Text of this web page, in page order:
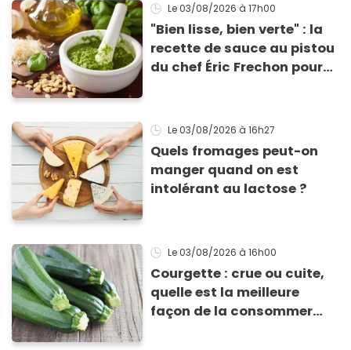
Le 03/08/2026 à 17h00
"Bien lisse, bien verte" : la
recette de sauce au pistou
du chef Éric Frechon pour
Le 03/08/2026 à 16h27
Quels fromages peut-on
manger quand on est
intolérant au lactose ?
Le 03/08/2026 à 16h00
Courgette : crue ou cuite,
quelle est la meilleure
façon de la consommer